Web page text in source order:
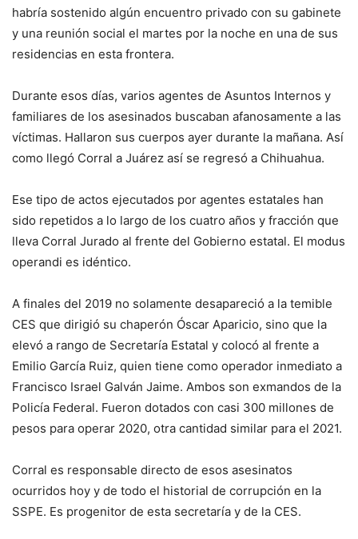
habría sostenido algún encuentro privado con su gabinete
y una reunión social el martes por la noche en una de sus
residencias en esta frontera.
Durante esos días, varios agentes de Asuntos Internos y
familiares de los asesinados buscaban afanosamente a las
víctimas. Hallaron sus cuerpos ayer durante la mañana. Así
como llegó Corral a Juárez así se regresó a Chihuahua.
Ese tipo de actos ejecutados por agentes estatales han
sido repetidos a lo largo de los cuatro años y fracción que
lleva Corral Jurado al frente del Gobierno estatal. El modus
operandi es idéntico.
A finales del 2019 no solamente desapareció a la temible
CES que dirigió su chaperón Óscar Aparicio, sino que la
elevó a rango de Secretaría Estatal y colocó al frente a
Emilio García Ruiz, quien tiene como operador inmediato a
Francisco Israel Galván Jaime. Ambos son exmandos de la
Policía Federal. Fueron dotados con casi 300 millones de
pesos para operar 2020, otra cantidad similar para el 2021.
Corral es responsable directo de esos asesinatos
ocurridos hoy y de todo el historial de corrupción en la
SSPE. Es progenitor de esta secretaría y de la CES.